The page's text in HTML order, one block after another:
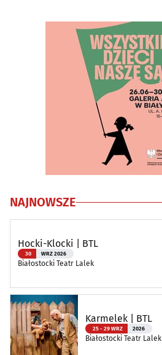
NAJNOWSZE
Hocki-Klocki | BTL
30 WRZ 2026
Białostocki Teatr Lalek
Karmelek | BTL
25 - 29 WRZ 2026
Białostocki Teatr Lalek